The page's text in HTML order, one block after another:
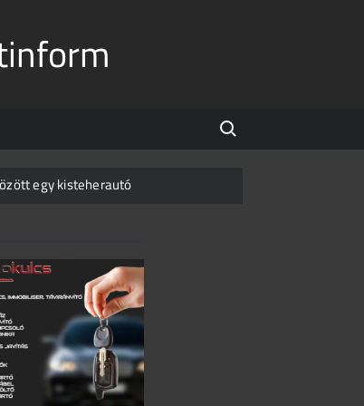
Search for:
egy kisteherautó